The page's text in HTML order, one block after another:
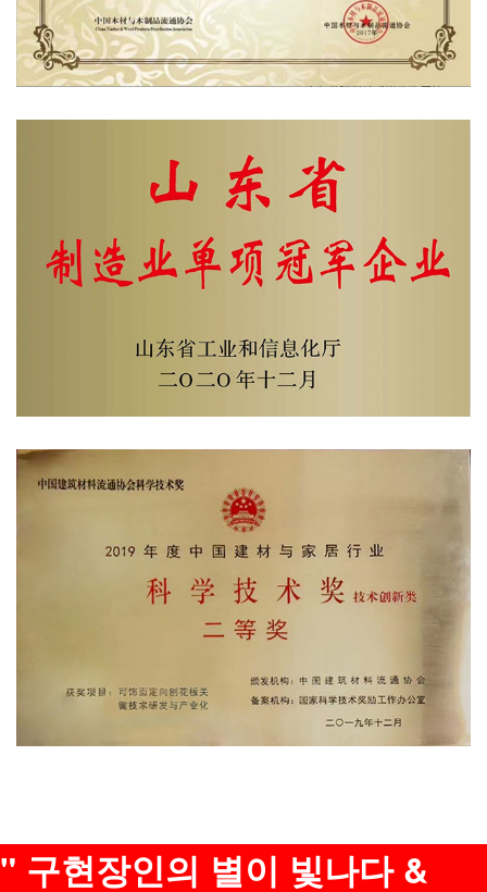
" 구현장인의 별이 빛나다 &